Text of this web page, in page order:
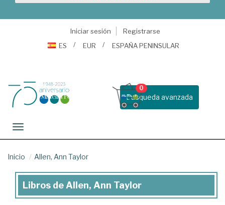
Iniciar sesión
Registrarse
ES
EUR ESPAÑA PENINSULAR
Busqueda avanzada
0
Toggle navigation
Inicio Allen, Ann Taylor
Libros
Libros de Allen, Ann Taylor